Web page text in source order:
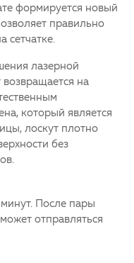
формируется новый
правильно
сетчатке.
лазерной
на
который является
лоскут плотно
без
После пары
отправляться